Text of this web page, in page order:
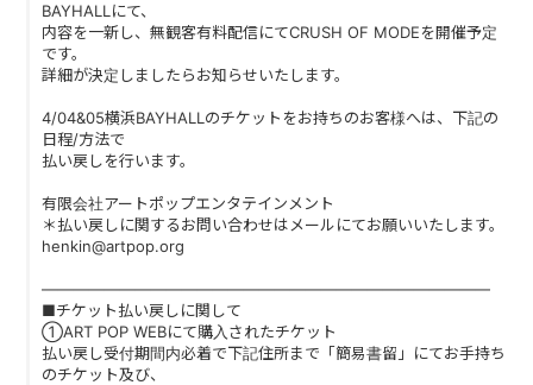
BAYHALLにて、
内容を一新し、無観客有料配信にてCRUSH OF MODEを開催予定
です。
詳細が決定しましたらお知らせいたします。
4/04&05横浜BAYHALLのチケットをお持ちのお客様へは、下記の
日程/方法で
払い戻しを行います。
有限会社アートポップエンタテインメント
＊払い戻しに関するお問い合わせはメールにてお願いいたします。
henkin@artpop.org
―――――――――――――――――――――――――――――
■チケット払い戻しに関して
①ART POP WEBにて購入されたチケット
払い戻し受付期間内必着で下記住所まで「簡易書留」にてお手持ち
のチケット及び、